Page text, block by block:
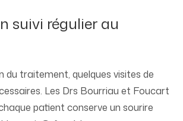
suivi régulier au
du traitement, quelques visites de
Les Drs Bourriau et Foucart
patient conserve un sourire